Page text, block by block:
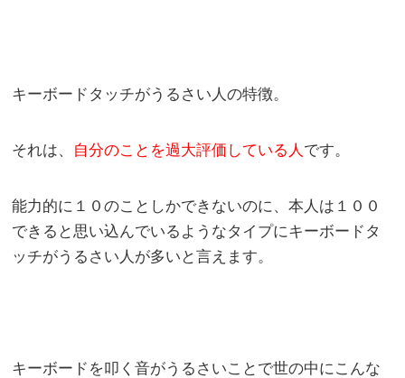
キーボードタッチがうるさい人の特徴。
それは、 自分のことを過大評価している人 です。
能力的に１０のことしかできないのに、本人は１００
できると思い込んでいるようなタイプにキーボードタ
ッチがうるさい人が多いと言えます。
キーボードを叩く音がうるさいことで世の中にこんな